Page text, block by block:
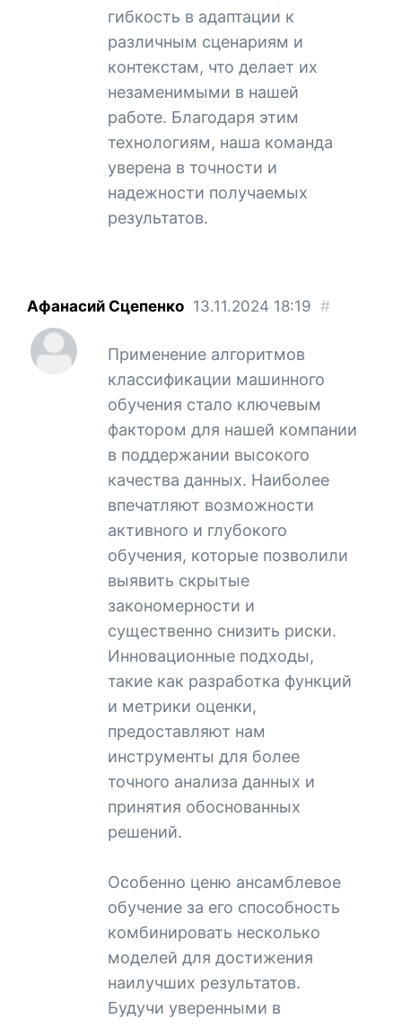
гибкость в адаптации к
различным сценариям и
контекстам, что делает их
незаменимыми в нашей
работе. Благодаря этим
технологиям, наша команда
уверена в точности и
надежности получаемых
результатов.
Афанасий Сцепенко 13.11.2024 18:19 #
Применение алгоритмов
классификации машинного
обучения стало ключевым
фактором для нашей компании
в поддержании высокого
качества данных. Наиболее
впечатляют возможности
активного и глубокого
обучения, которые позволили
выявить скрытые
закономерности и
существенно снизить риски.
Инновационные подходы,
такие как разработка функций
и метрики оценки,
предоставляют нам
инструменты для более
точного анализа данных и
принятия обоснованных
решений.
Особенно ценю ансамблевое
обучение за его способность
комбинировать несколько
моделей для достижения
наилучших результатов.
Будучи уверенными в